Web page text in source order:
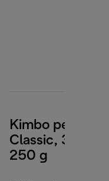
Kimbo per
Classic, 35%
250 g